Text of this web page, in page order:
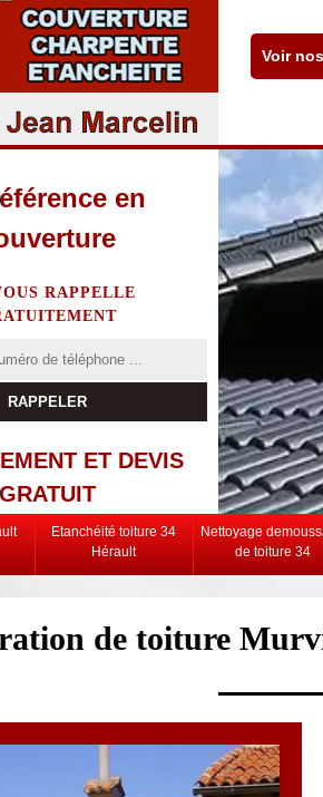
Voir
en
RAPPELLE
ET DEVIS
GRATUIT
Etanchéité toiture 34
Hérault
Nettoyage
de toiture 34
de toiture